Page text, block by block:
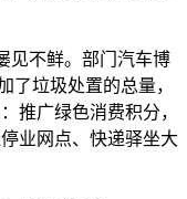
见不鲜。部门汽车博
垃圾处置的总量，
推广绿色消费积分，
业网点、快递驿坐大